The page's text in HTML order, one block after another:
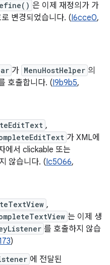
은 이제 재정의가 가
변경되었습니다. (I6cce0,
가 MenuHostHelper 의
호출합니다. (I9b9b5,
,
가 XML에
에서 clickable 또는
않습니다. (Ic5066,
,
는 이제 생
를 호출하지 않습
)
에 전달된